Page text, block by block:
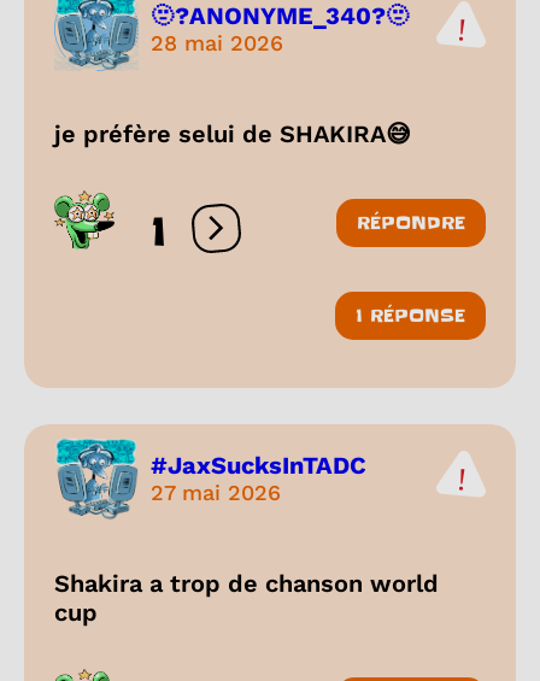
🫥?ANONYME_340?🫥
28 mai 2026
je préfère selui de SHAKIRA😅
1 Ouvrir les réactions
RÉPONDRE
1 RÉPONSE
#JaxSucksInTADC
27 mai 2026
Shakira a trop de chanson world
cup